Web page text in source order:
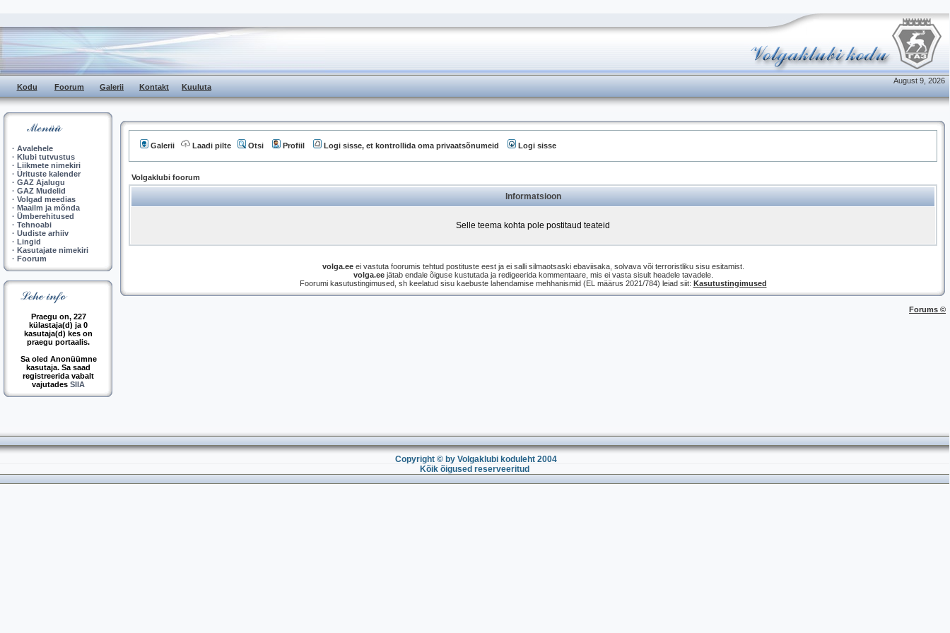
Kodu Foorum Galerii Kontakt Kuuluta
August 9, 2026
· Avalehele
· Klubi tutvustus
· Liikmete nimekiri
· Ürituste kalender
· GAZ Ajalugu
· GAZ Mudelid
· Volgad meedias
· Maailm ja mõnda
· Ümberehitused
· Tehnoabi
· Uudiste arhiiv
· Lingid
· Kasutajate nimekiri
· Foorum
Praegu on, 227
külastaja(d) ja 0
kasutaja(d) kes on
praegu portaalis.
Sa oled Anonüümne
kasutaja. Sa saad
registreerida vabalt
vajutades SIIA
Galerii Laadi pilte Otsi Profiil Logi sisse, et kontrollida oma privaatsõnumeid Logi sisse
Volgaklubi foorum
Informatsioon
Selle teema kohta pole postitaud teateid
volga.eeei vastuta foorumis tehtud postituste eest ja ei salli silmaotsaski ebaviisaka, solvava või terroristliku sisu esitamist.
volga.eejätab endale õiguse kustutada ja redigeerida kommentaare, mis ei vasta sisult headele tavadele.
Foorumi kasutustingimused, sh keelatud sisu kaebuste lahendamise mehhanismid (EL määrus 2021/784) leiad siit: Kasutustingimused
Forums ©
Copyright © by Volgaklubi koduleht 2004
Kõik õigused reserveeritud